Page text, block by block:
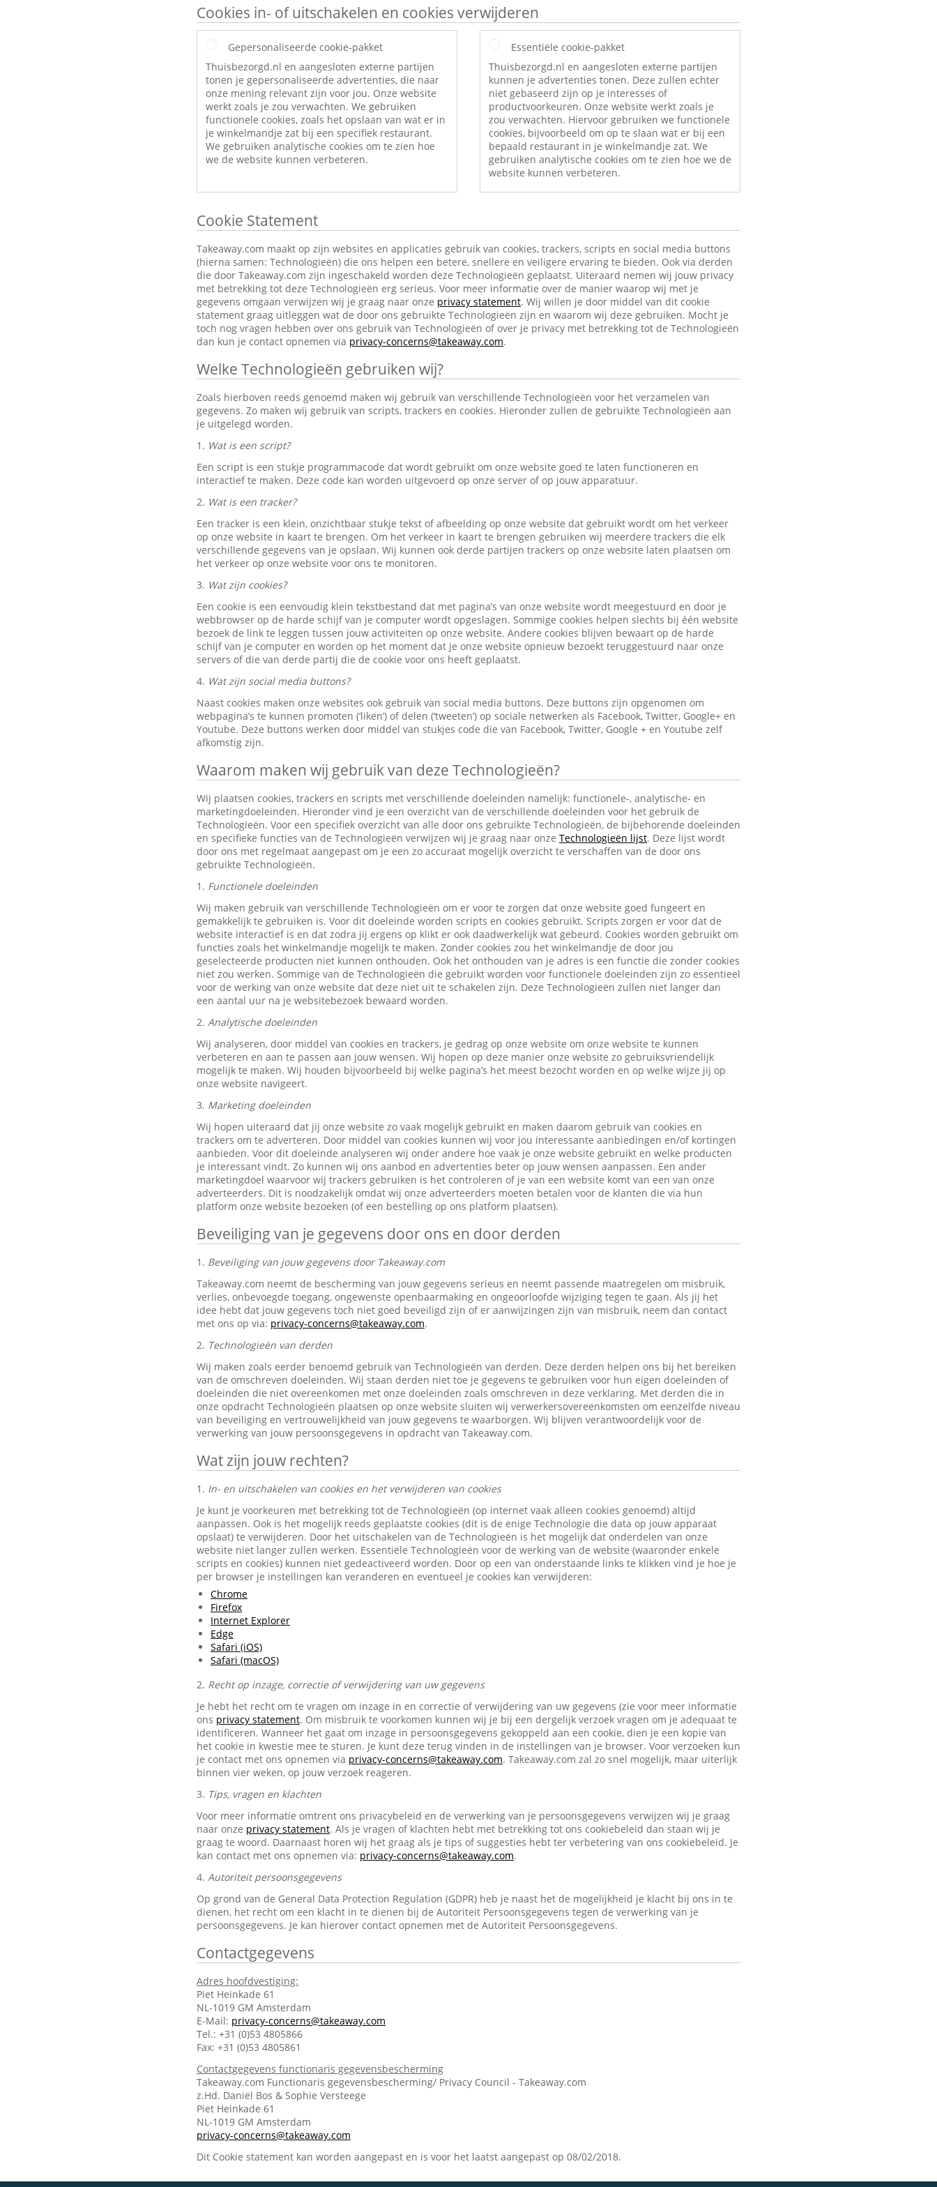
Cookies in- of uitschakelen en cookies verwijderen
Gepersonaliseerde cookie-pakket
Thuisbezorgd.nl en aangesloten externe partijen
tonen je gepersonaliseerde advertenties, die naar
onze mening relevant zijn voor jou. Onze website
werkt zoals je zou verwachten. We gebruiken
functionele cookies, zoals het opslaan van wat er in
je winkelmandje zat bij een specifiek restaurant.
We gebruiken analytische cookies om te zien hoe
we de website kunnen verbeteren.
Essentiële cookie-pakket
Thuisbezorgd.nl en aangesloten externe partijen
kunnen je advertenties tonen. Deze zullen echter
niet gebaseerd zijn op je interesses of
productvoorkeuren. Onze website werkt zoals je
zou verwachten. Hiervoor gebruiken we functionele
cookies, bijvoorbeeld om op te slaan wat er bij een
bepaald restaurant in je winkelmandje zat. We
gebruiken analytische cookies om te zien hoe we de
website kunnen verbeteren.
Cookie Statement
Takeaway.com maakt op zijn websites en applicaties gebruik van cookies, trackers, scripts en social media buttons
(hierna samen: Technologieën) die ons helpen een betere, snellere en veiligere ervaring te bieden. Ook via derden
die door Takeaway.com zijn ingeschakeld worden deze Technologieën geplaatst. Uiteraard nemen wij jouw privacy
met betrekking tot deze Technologieën erg serieus. Voor meer informatie over de manier waarop wij met je
gegevens omgaan verwijzen wij je graag naar onze privacy statement. Wij willen je door middel van dit cookie
statement graag uitleggen wat de door ons gebruikte Technologieën zijn en waarom wij deze gebruiken. Mocht je
toch nog vragen hebben over ons gebruik van Technologieën of over je privacy met betrekking tot de Technologieën
dan kun je contact opnemen via privacy-concerns@takeaway.com.
Welke Technologieën gebruiken wij?
Zoals hierboven reeds genoemd maken wij gebruik van verschillende Technologieën voor het verzamelen van
gegevens. Zo maken wij gebruik van scripts, trackers en cookies. Hieronder zullen de gebruikte Technologieën aan
je uitgelegd worden.
1. Wat is een script?
Een script is een stukje programmacode dat wordt gebruikt om onze website goed te laten functioneren en
interactief te maken. Deze code kan worden uitgevoerd op onze server of op jouw apparatuur.
2. Wat is een tracker?
Een tracker is een klein, onzichtbaar stukje tekst of afbeelding op onze website dat gebruikt wordt om het verkeer
op onze website in kaart te brengen. Om het verkeer in kaart te brengen gebruiken wij meerdere trackers die elk
verschillende gegevens van je opslaan. Wij kunnen ook derde partijen trackers op onze website laten plaatsen om
het verkeer op onze website voor ons te monitoren.
3. Wat zijn cookies?
Een cookie is een eenvoudig klein tekstbestand dat met pagina’s van onze website wordt meegestuurd en door je
webbrowser op de harde schijf van je computer wordt opgeslagen. Sommige cookies helpen slechts bij één website
bezoek de link te leggen tussen jouw activiteiten op onze website. Andere cookies blijven bewaart op de harde
schijf van je computer en worden op het moment dat je onze website opnieuw bezoekt teruggestuurd naar onze
servers of die van derde partij die de cookie voor ons heeft geplaatst.
4. Wat zijn social media buttons?
Naast cookies maken onze websites ook gebruik van social media buttons. Deze buttons zijn opgenomen om
webpagina’s te kunnen promoten (‘liken’) of delen (‘tweeten’) op sociale netwerken als Facebook, Twitter, Google+ en
Youtube. Deze buttons werken door middel van stukjes code die van Facebook, Twitter, Google + en Youtube zelf
afkomstig zijn.
Waarom maken wij gebruik van deze Technologieën?
Wij plaatsen cookies, trackers en scripts met verschillende doeleinden namelijk: functionele-, analytische- en
marketingdoeleinden. Hieronder vind je een overzicht van de verschillende doeleinden voor het gebruik de
Technologieën. Voor een specifiek overzicht van alle door ons gebruikte Technologieën, de bijbehorende doeleinden
en specifieke functies van de Technologieën verwijzen wij je graag naar onze Technologieën lijst. Deze lijst wordt
door ons met regelmaat aangepast om je een zo accuraat mogelijk overzicht te verschaffen van de door ons
gebruikte Technologieën.
1. Functionele doeleinden
Wij maken gebruik van verschillende Technologieën om er voor te zorgen dat onze website goed fungeert en
gemakkelijk te gebruiken is. Voor dit doeleinde worden scripts en cookies gebruikt. Scripts zorgen er voor dat de
website interactief is en dat zodra jij ergens op klikt er ook daadwerkelijk wat gebeurd. Cookies worden gebruikt om
functies zoals het winkelmandje mogelijk te maken. Zonder cookies zou het winkelmandje de door jou
geselecteerde producten niet kunnen onthouden. Ook het onthouden van je adres is een functie die zonder cookies
niet zou werken. Sommige van de Technologieën die gebruikt worden voor functionele doeleinden zijn zo essentieel
voor de werking van onze website dat deze niet uit te schakelen zijn. Deze Technologieën zullen niet langer dan
een aantal uur na je websitebezoek bewaard worden.
2. Analytische doeleinden
Wij analyseren, door middel van cookies en trackers, je gedrag op onze website om onze website te kunnen
verbeteren en aan te passen aan jouw wensen. Wij hopen op deze manier onze website zo gebruiksvriendelijk
mogelijk te maken. Wij houden bijvoorbeeld bij welke pagina’s het meest bezocht worden en op welke wijze jij op
onze website navigeert.
3. Marketing doeleinden
Wij hopen uiteraard dat jij onze website zo vaak mogelijk gebruikt en maken daarom gebruik van cookies en
trackers om te adverteren. Door middel van cookies kunnen wij voor jou interessante aanbiedingen en/of kortingen
aanbieden. Voor dit doeleinde analyseren wij onder andere hoe vaak je onze website gebruikt en welke producten
je interessant vindt. Zo kunnen wij ons aanbod en advertenties beter op jouw wensen aanpassen. Een ander
marketingdoel waarvoor wij trackers gebruiken is het controleren of je van een website komt van een van onze
adverteerders. Dit is noodzakelijk omdat wij onze adverteerders moeten betalen voor de klanten die via hun
platform onze website bezoeken (of een bestelling op ons platform plaatsen).
Beveiliging van je gegevens door ons en door derden
1. Beveiliging van jouw gegevens door Takeaway.com
Takeaway.com neemt de bescherming van jouw gegevens serieus en neemt passende maatregelen om misbruik,
verlies, onbevoegde toegang, ongewenste openbaarmaking en ongeoorloofde wijziging tegen te gaan. Als jij het
idee hebt dat jouw gegevens toch niet goed beveiligd zijn of er aanwijzingen zijn van misbruik, neem dan contact
met ons op via: privacy-concerns@takeaway.com.
2. Technologieën van derden
Wij maken zoals eerder benoemd gebruik van Technologieën van derden. Deze derden helpen ons bij het bereiken
van de omschreven doeleinden. Wij staan derden niet toe je gegevens te gebruiken voor hun eigen doeleinden of
doeleinden die niet overeenkomen met onze doeleinden zoals omschreven in deze verklaring. Met derden die in
onze opdracht Technologieën plaatsen op onze website sluiten wij verwerkersovereenkomsten om eenzelfde niveau
van beveiliging en vertrouwelijkheid van jouw gegevens te waarborgen. Wij blijven verantwoordelijk voor de
verwerking van jouw persoonsgegevens in opdracht van Takeaway.com.
Wat zijn jouw rechten?
1. In- en uitschakelen van cookies en het verwijderen van cookies
Je kunt je voorkeuren met betrekking tot de Technologieën (op internet vaak alleen cookies genoemd) altijd
aanpassen. Ook is het mogelijk reeds geplaatste cookies (dit is de enige Technologie die data op jouw apparaat
opslaat) te verwijderen. Door het uitschakelen van de Technologieën is het mogelijk dat onderdelen van onze
website niet langer zullen werken. Essentiële Technologieën voor de werking van de website (waaronder enkele
scripts en cookies) kunnen niet gedeactiveerd worden. Door op een van onderstaande links te klikken vind je hoe je
per browser je instellingen kan veranderen en eventueel je cookies kan verwijderen:
Chrome
Firefox
Internet Explorer
Edge
Safari (iOS)
Safari (macOS)
2. Recht op inzage, correctie of verwijdering van uw gegevens
Je hebt het recht om te vragen om inzage in en correctie of verwijdering van uw gegevens (zie voor meer informatie
ons privacy statement. Om misbruik te voorkomen kunnen wij je bij een dergelijk verzoek vragen om je adequaat te
identificeren. Wanneer het gaat om inzage in persoonsgegevens gekoppeld aan een cookie, dien je een kopie van
het cookie in kwestie mee te sturen. Je kunt deze terug vinden in de instellingen van je browser. Voor verzoeken kun
je contact met ons opnemen via privacy-concerns@takeaway.com. Takeaway.com zal zo snel mogelijk, maar uiterlijk
binnen vier weken, op jouw verzoek reageren.
3. Tips, vragen en klachten
Voor meer informatie omtrent ons privacybeleid en de verwerking van je persoonsgegevens verwijzen wij je graag
naar onze privacy statement. Als je vragen of klachten hebt met betrekking tot ons cookiebeleid dan staan wij je
graag te woord. Daarnaast horen wij het graag als je tips of suggesties hebt ter verbetering van ons cookiebeleid. Je
kan contact met ons opnemen via: privacy-concerns@takeaway.com.
4. Autoriteit persoonsgegevens
Op grond van de General Data Protection Regulation (GDPR) heb je naast het de mogelijkheid je klacht bij ons in te
dienen, het recht om een klacht in te dienen bij de Autoriteit Persoonsgegevens tegen de verwerking van je
persoonsgegevens. Je kan hierover contact opnemen met de Autoriteit Persoonsgegevens.
Contactgegevens
Adres hoofdvestiging:
Piet Heinkade 61
NL-1019 GM Amsterdam
E-Mail: privacy-concerns@takeaway.com
Tel.: +31 (0)53 4805866
Fax: +31 (0)53 4805861
Contactgegevens functionaris gegevensbescherming
Takeaway.com Functionaris gegevensbescherming/ Privacy Council - Takeaway.com
z.Hd. Daniël Bos & Sophie Versteege
Piet Heinkade 61
NL-1019 GM Amsterdam
privacy-concerns@takeaway.com
Dit Cookie statement kan worden aangepast en is voor het laatst aangepast op 08/02/2018.